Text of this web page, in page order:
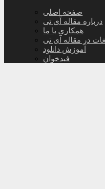
صفحه اصلی
درباره مقاله آی تی
همکاری با ما
در مقاله آی تی
آموزش دانلود
فیدخوان